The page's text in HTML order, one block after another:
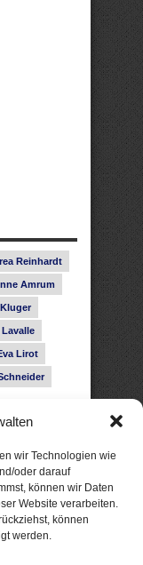
wir Technologien wie
oder darauf
können wir Daten
Website verarbeiten.
können
werden.
Reinhardt
Amrum
Lavalle
Lirot
J. Vellguth
Pipes
Krist
Lubitsch